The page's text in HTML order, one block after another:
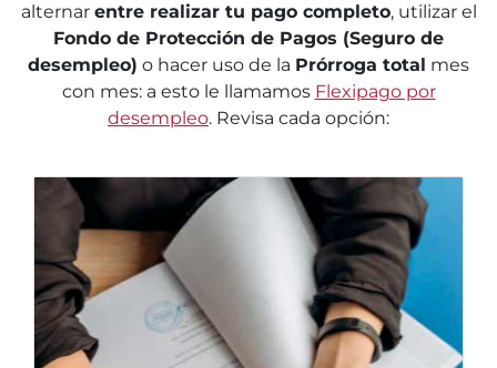
alternar entre realizar tu pago completo, utilizar el
Fondo de Protección de Pagos (Seguro de
desempleo) o hacer uso de la Prórroga total mes
con mes: a esto le llamamos Flexipago por
desempleo. Revisa cada opción: